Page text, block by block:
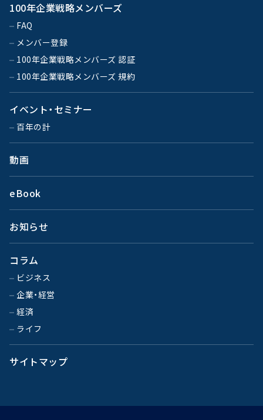
100年企業戦略メンバーズ
FAQ
メンバー登録
100年企業戦略メンバーズ 認証
100年企業戦略メンバーズ 規約
イベント・セミナー
百年の計
動画
eBook
お知らせ
コラム
ビジネス
企業・経営
経済
ライフ
サイトマップ